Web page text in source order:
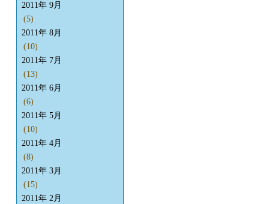
2011年 9月
(5)
2011年 8月
(10)
2011年 7月
(13)
2011年 6月
(6)
2011年 5月
(10)
2011年 4月
(8)
2011年 3月
(15)
2011年 2月